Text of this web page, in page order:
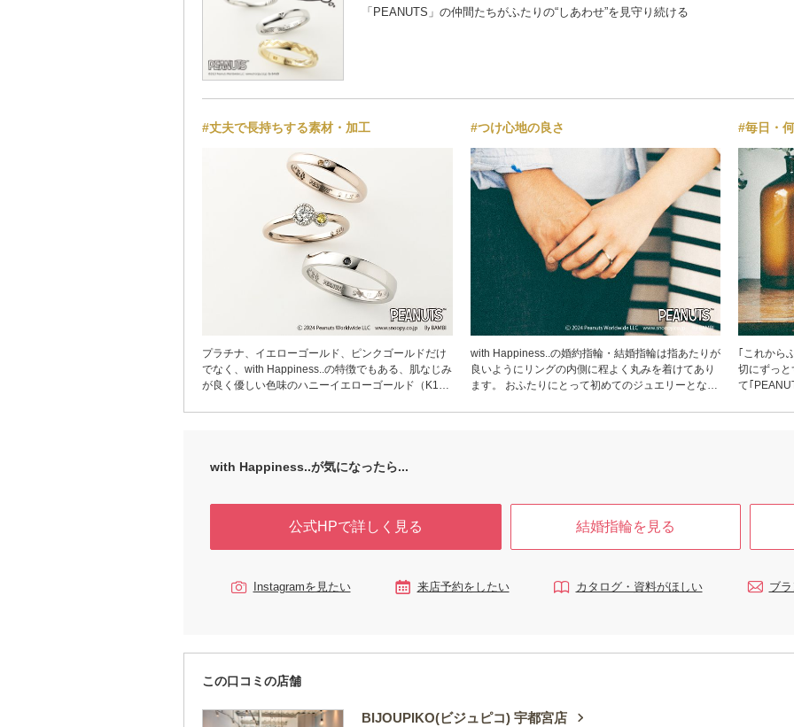
「PEANUTS」の仲間たちがふたりの“しあわせ”を見守り続ける
#丈夫で長持ちする素材・加工
プラチナ、イエローゴールド、ピンクゴールドだけ
でなく、with Happiness..の特徴でもある、肌なじみ
が良く優しい色味のハニーイエローゴールド（K18
い素材のみのお取り扱いとなっており、これからの
#つけ心地の良さ
with Happiness..の婚約指輪・結婚指輪は指あたりが
良いようにリングの内側に程よく丸みを着けてあり
ます。 おふたりにとって初めてのジュエリーとなる
違和感のないよう、着け心地など細部までのこだわ
#毎日・
｢これから
切にずっ
て｢
日々の中
with Happiness..が気になったら...
公式HPで詳しく見る 結婚指輪を見る
Instagramを見たい 来店予約をしたい カタログ・資料がほしい ブ
この口コミの店舗
BIJOUPIKO(ビジュピコ) 宇都宮店